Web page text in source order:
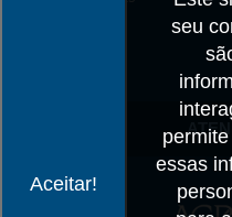
Aceitar!
seu
essas